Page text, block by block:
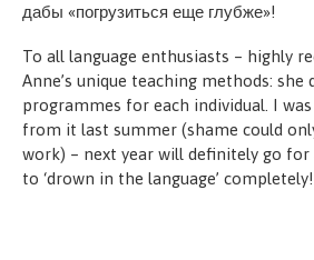
дабы «погрузиться еще глубже»!
To all language enthusiasts – highly
Anne’s unique teaching methods: she
programmes for each individual. I
from it last summer (shame could
work) – next year will definitely go
to ‘drown in the language’